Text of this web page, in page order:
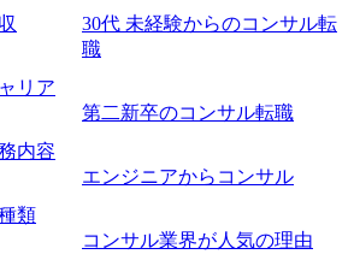
リア
内容
類
30代 未経験からのコンサル転
職
第二新卒のコンサル転職
エンジニアからコンサル
コンサル業界が人気の理由